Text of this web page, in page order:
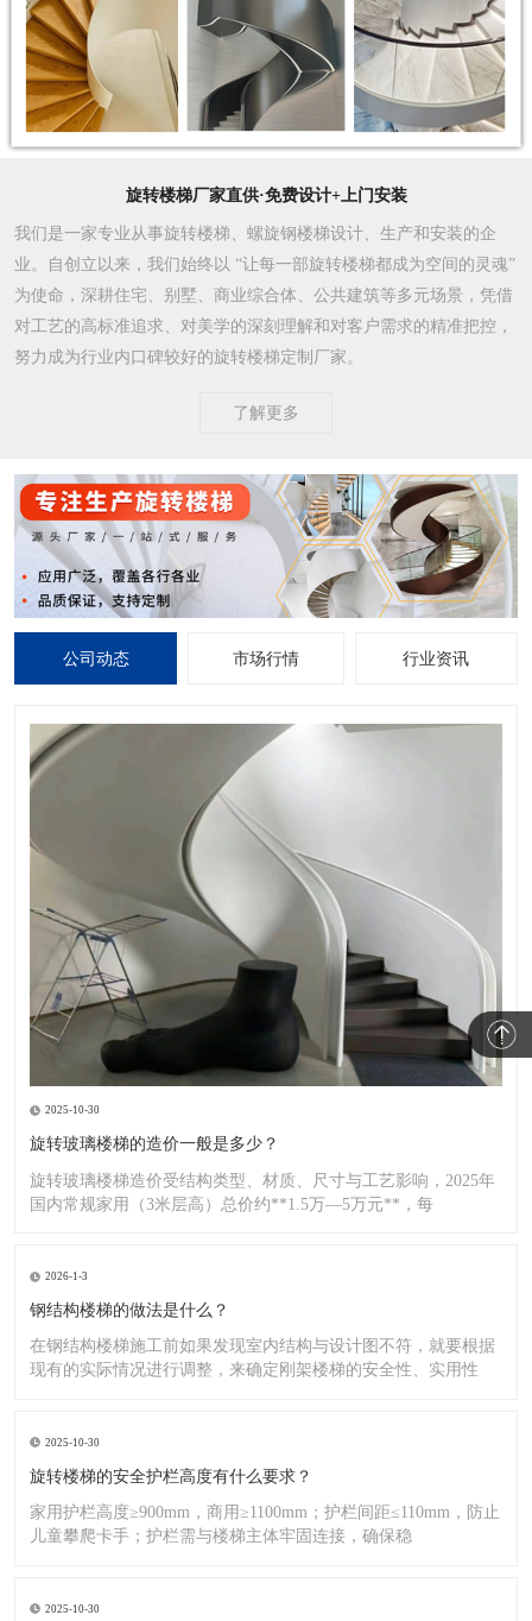
旋转楼梯厂家直供·免费设计+上门安装
我们是一家专业从事旋转楼梯、螺旋钢楼梯设计、生产和安装的企
业。自创立以来，我们始终以 “让每一部旋转楼梯都成为空间的灵魂”
为使命，深耕住宅、别墅、商业综合体、公共建筑等多元场景，凭借
对工艺的高标准追求、对美学的深刻理解和对客户需求的精准把控，
努力成为行业内口碑较好的旋转楼梯定制厂家。​
了解更多
公司动态 市场行情 行业资讯
2025-10-30
旋转玻璃楼梯的造价一般是多少？
旋转玻璃楼梯造价受结构类型、材质、尺寸与工艺影响，2025年
国内常规家用（3米层高）总价约**1.5万—5万元**，每
2026-1-3
钢结构楼梯的做法是什么？
在钢结构楼梯施工前如果发现室内结构与设计图不符，就要根据
现有的实际情况进行调整，来确定刚架楼梯的安全性、实用性
2025-10-30
旋转楼梯的安全护栏高度有什么要求？
家用护栏高度≥900mm，商用≥1100mm；护栏间距≤110mm，防止
儿童攀爬卡手；护栏需与楼梯主体牢固连接，确保稳
2025-10-30